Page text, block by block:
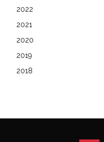
2022
2021
2020
2019
2018